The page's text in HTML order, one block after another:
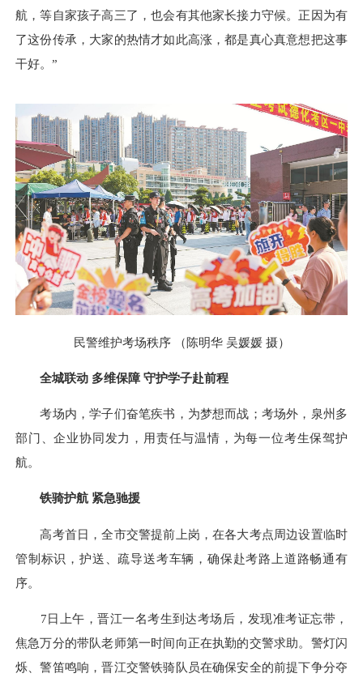
航，等自家孩子高三了，也会有其他家长接力守候。正因为有
了这份传承，大家的热情才如此高涨，都是真心真意想把这事
干好。”
民警维护考场秩序 （陈明华 吴媛媛 摄）
全城联动 多维保障 守护学子赴前程
考场内，学子们奋笔疾书，为梦想而战；考场外，泉州多
部门、企业协同发力，用责任与温情，为每一位考生保驾护
航。
铁骑护航 紧急驰援
高考首日，全市交警提前上岗，在各大考点周边设置临时
管制标识，护送、疏导送考车辆，确保赴考路上道路畅通有
序。
7日上午，晋江一名考生到达考场后，发现准考证忘带，
焦急万分的带队老师第一时间向正在执勤的交警求助。警灯闪
烁、警笛鸣响，晋江交警铁骑队员在确保安全的前提下争分夺